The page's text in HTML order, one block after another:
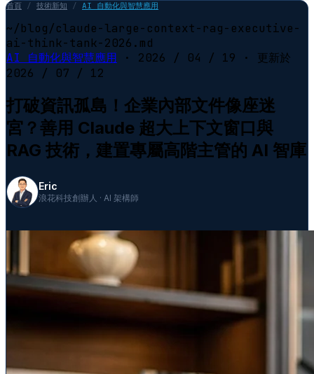
首頁 / 技術新知 / AI 自動化與智慧應用
~/blog/claude-large-context-rag-executive-
ai-think-tank-2026.md
AI 自動化與智慧應用 · 2026 / 04 / 19
· 更新於
2026 / 07 / 12
打破資訊孤島！企業內部文件像座迷
宮？善用 Claude 超大上下文窗口與
RAG 技術，建置專屬高階主管的 AI 智庫
Eric
浪花科技創辦人 · AI 架構師